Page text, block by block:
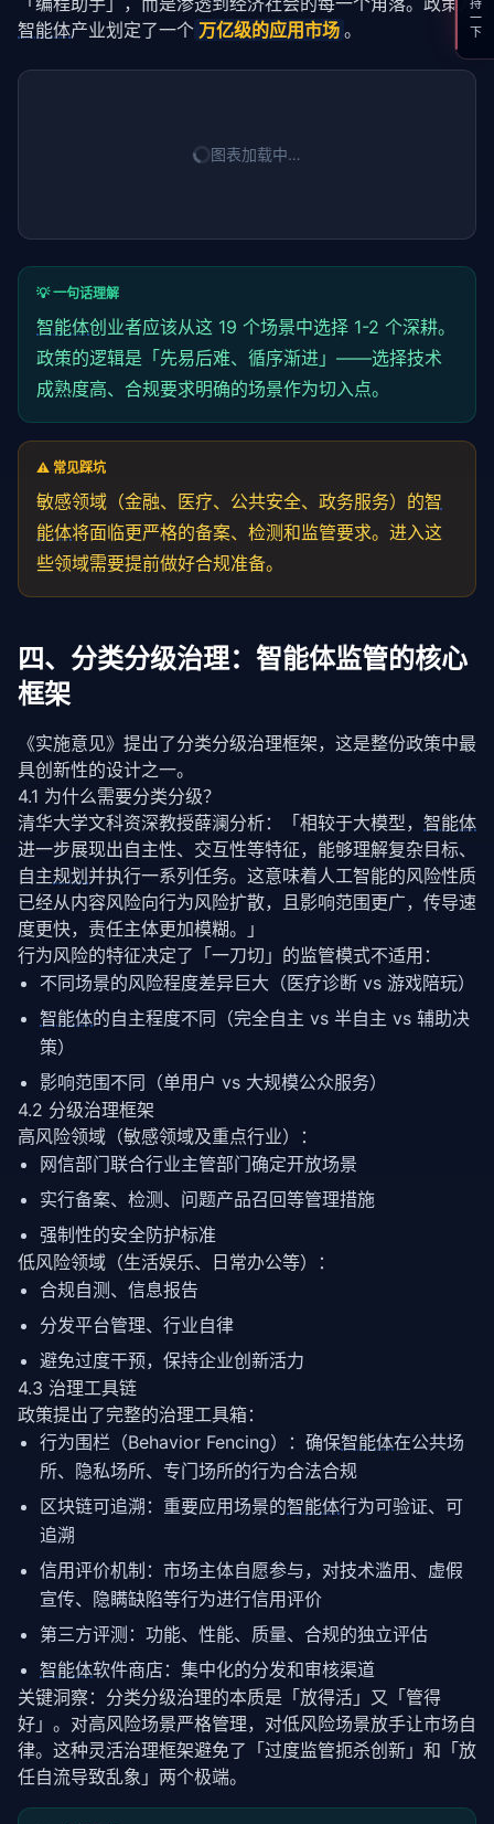
智能体产业划定了一个 万亿级的应用市场 。
图表加载中…
💡 一句话理解
智能体创业者应该从这 19 个场景中选择 1-2 个深耕。
政策的逻辑是「先易后难、循序渐进」——选择技术
成熟度高、合规要求明确的场景作为切入点。
⚠️ 常见踩坑
敏感领域（金融、医疗、公共安全、政务服务）的智
能体将面临更严格的备案、检测和监管要求。进入这
些领域需要提前做好合规准备。
四、分类分级治理：智能体监管的核心
框架
《实施意见》提出了分类分级治理框架，这是整份政策中最
具创新性的设计之一。
4.1 为什么需要分类分级？
清华大学文科资深教授薛澜分析：「相较于大模型， 智能体
进一步展现出自主性、交互性等特征，能够理解复杂目标、
自主规划 并执行一系列任务。这意味着人工智能的风险性质
已经从内容风险向行为风险扩散，且影响范围更广，传导速
度更快，责任主体更加模糊。」
行为风险的特征决定了「一刀切」的监管模式不适用：
不同场景的风险程度差异巨大（医疗诊断 vs 游戏陪玩）
智能体的自主程度不同（完全自主 vs 半自主 vs 辅助决
策）
影响范围不同（单用户 vs 大规模公众服务）
4.2 分级治理框架
高风险领域（敏感领域及重点行业）：
网信部门联合行业主管部门确定开放场景
实行备案、检测、问题产品召回等管理措施
强制性的安全防护标准
低风险领域（生活娱乐、日常办公等）：
合规自测、信息报告
分发平台管理、行业自律
避免过度干预，保持企业创新活力
4.3 治理工具链
政策提出了完整的治理工具箱：
行为围栏（Behavior Fencing）：确保智能体在公共场
所、隐私场所、专门场所的行为合法合规
区块链可追溯：重要应用场景的智能体行为可验证、可
追溯
信用评价机制：市场主体自愿参与，对技术滥用、虚假
宣传、隐瞒缺陷等行为进行信用评价
第三方评测：功能、性能、质量、合规的独立评估
智能体软件商店：集中化的分发和审核渠道
关键洞察：分类分级治理的本质是「放得活」又「管得
好」。对高风险场景严格管理，对低风险场景放手让市场自
律。这种灵活治理框架避免了「过度监管扼杀创新」和「放
任自流导致乱象」两个极端。